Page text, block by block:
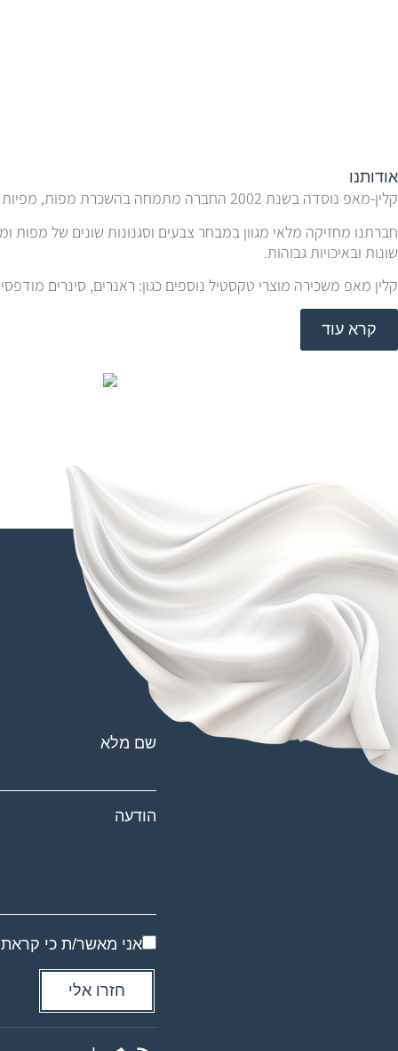
אודותנו
קלין-מאפ נוסדה בשנת 2002 החברה מתמחה בהשכרת מפות, מפיות ומוצרי טקסטיל נוספים לאולמות, כנסים, גני אירועים, מסעדות יוקרה, בתי מלון, מעצבים ומפיקי אירועים.
חברתנו מחזיקה מלאי מגוון במבחר צבעים וסגנונות שונים של
שונות ובאיכויות גבוהות.
קלין מאפ משכירה מוצרי טקסטיל נוספים כגון: ראנרים, סינרים
קרא עוד
שם מלא
הודעה
אני מאשר/ת כי